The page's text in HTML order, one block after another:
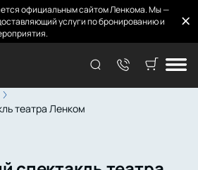
официальным сайтом Ленкома. Мы —
услуги по бронированию и
театра Ленком